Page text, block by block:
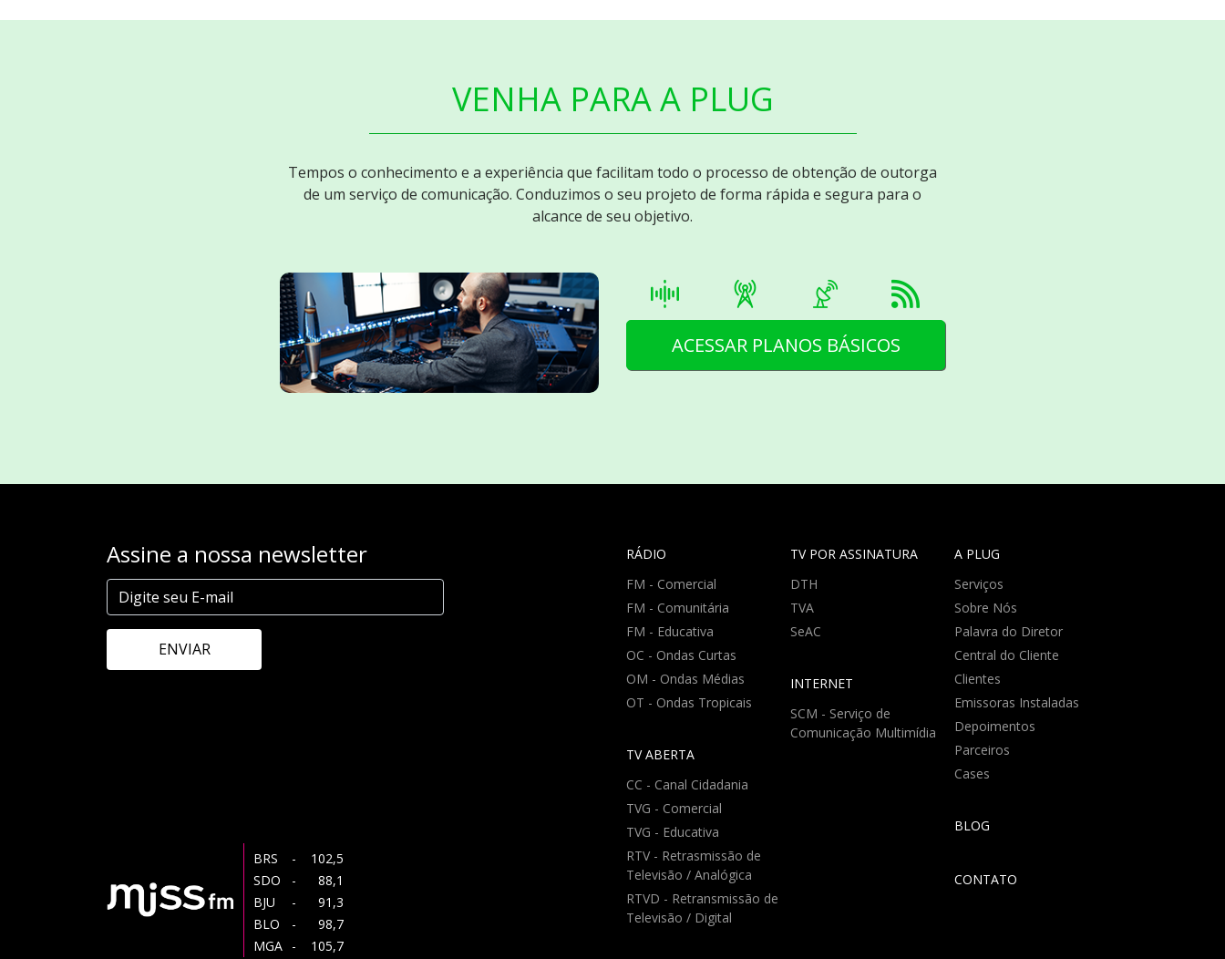
VENHA PARA A PLUG
Tempos o conhecimento e a experiência que facilitam todo o processo de obtenção de outorga
de um serviço de comunicação. Conduzimos o seu projeto de forma rápida e segura para o
alcance de seu objetivo.
ACESSAR PLANOS BÁSICOS
Assine a nossa newsletter
ENVIAR
BRS
- 102,5
SDO
- 88,1
BJU
- 91,3
BLO
- 98,7
MGA - 105,7
RÁDIO
FM - Comercial
FM - Comunitária
FM - Educativa
OC - Ondas Curtas
OM - Ondas Médias
OT - Ondas Tropicais
TV ABERTA
CC - Canal Cidadania
TVG - Comercial
TVG - Educativa
RTV - Retrasmissão de
Televisão / Analógica
RTVD - Retransmissão de
Televisão / Digital
TV POR ASSINATURA
DTH
TVA
SeAC
INTERNET
SCM - Serviço de
Comunicação Multimídia
A PLUG
Serviços
Sobre Nós
Palavra do Diretor
Central do Cliente
Clientes
Emissoras Instaladas
Depoimentos
Parceiros
Cases
BLOG
CONTATO